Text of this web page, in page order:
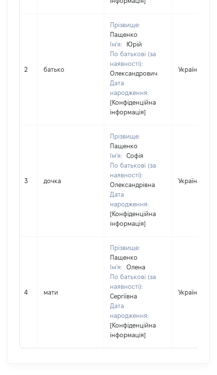
2 батько
Прізвище:
Пащенко
Ім'я:
Юрій
По батькові (за
наявності):
Олександрович
Дата
народження:
[Конфіденційна
інформація]
Україна
3 дочка
Прізвище:
Пащенко
Ім'я:
Софія
По батькові (за
наявності):
Олександрівна
Дата
народження:
[Конфіденційна
інформація]
Україна
4 мати
Прізвище:
Пащенко
Ім'я:
Олена
По батькові (за
наявності):
Сергіївна
Дата
народження:
[Конфіденційна
інформація]
Україна